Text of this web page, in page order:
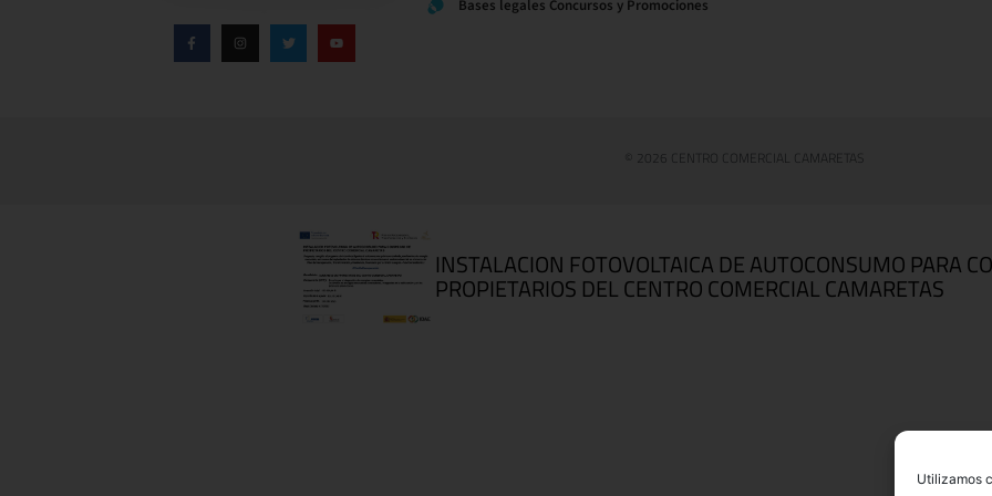
Utilizamos
Bases legales Concursos y Promociones
© 2026 CENTRO COMERCIAL CAMARETAS
INSTALACION FOTOVOLTAICA DE AUTOCONSUMO PARA
PROPIETARIOS DEL CENTRO COMERCIAL CAMARETAS